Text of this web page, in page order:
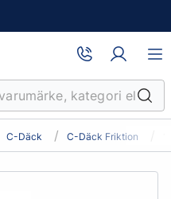
C-Däck C-Däck Friktion